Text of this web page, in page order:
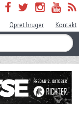
Opret bruger Kontakt